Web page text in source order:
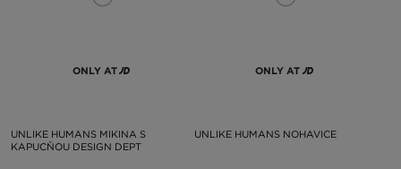
ONLY AT
UNLIKE HUMANS MIKINA S
KAPUCŇOU DESIGN DEPT
ONLY AT
UNLIKE HUMANS NOHAVICE